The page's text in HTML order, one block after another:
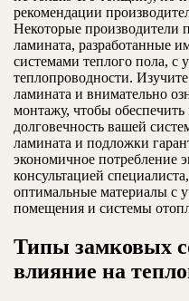
рекомендации
Некоторые производители
ламината, разработанные
системами теплого пола,
теплопроводности.
ламината и внимательно
монтажу, чтобы
долговечность вашей
ламината и подложки
экономичное потребление
консультацией
оптимальные материалы с
помещения и системы
Типы замковых
влияние на